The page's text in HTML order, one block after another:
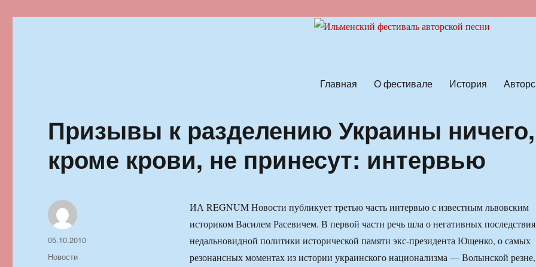
Главная О фестивале История
Призывы к разделению Украины ничего,
кроме крови, не принесут: интервью
ИА REGNUM Новости публикует третью часть интервью с известным львовским
историком Василем Расевичем. В первой части речь шла о негативных последствия
недальновидной политики исторической памяти экс-президента Ющенко, о самых
резонансных моментах из истории украинского национализма — Волынской резне,
Автор
Опубликовано
05.10.2010
Рубрики
Новости